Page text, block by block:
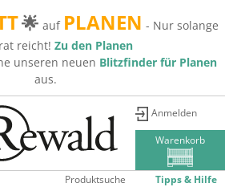
🌟 auf PLANEN - Nur solange
reicht! Zu den Planen
unseren neuen Blitzfinder für Planen
aus.
Anmelden
Warenkorb
Produktsuche Tipps & Hilfe